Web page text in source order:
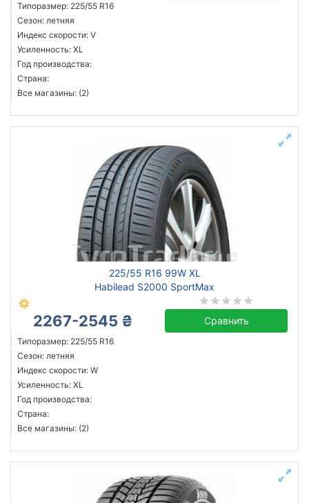
Типоразмер: 225/55 R16
Сезон: летняя
Индекс скорости: V
Усиленность: XL
Год производства:
Страна:
Все магазины: (2)
225/55 R16 99W XL
Habilead S2000 SportMax
2267-2545 ₴ Сравнить
Типоразмер: 225/55 R16
Сезон: летняя
Индекс скорости: W
Усиленность: XL
Год производства:
Страна:
Все магазины: (2)